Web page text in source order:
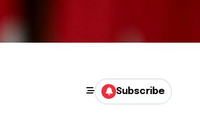
Subscribe